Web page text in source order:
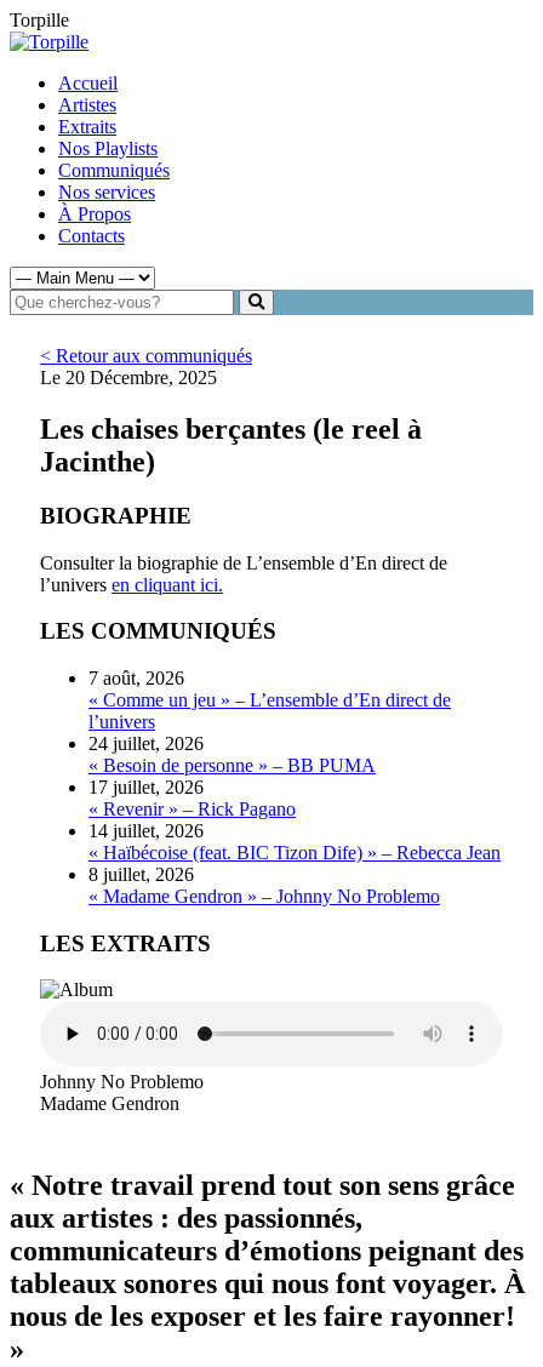
Torpille
Accueil
Artistes
Extraits
Nos Playlists
Communiqués
Nos services
À Propos
Contacts
< Retour aux communiqués
Le 20 Décembre, 2025
Les chaises berçantes (le reel à
Jacinthe)
BIOGRAPHIE
Consulter la biographie de L’ensemble d’En direct de
l’univers en cliquant ici.
LES COMMUNIQUÉS
7 août, 2026
« Comme un jeu » – L’ensemble d’En direct de
l’univers
24 juillet, 2026
« Besoin de personne » – BB PUMA
17 juillet, 2026
« Revenir » – Rick Pagano
14 juillet, 2026
« Haïbécoise (feat. BIC Tizon Dife) » – Rebecca Jean
8 juillet, 2026
« Madame Gendron » – Johnny No Problemo
LES EXTRAITS
Johnny No Problemo
Madame Gendron
« Notre travail prend tout son sens grâce
aux artistes : des passionnés,
communicateurs d’émotions peignant des
tableaux sonores qui nous font voyager. À
nous de les exposer et les faire rayonner!
»